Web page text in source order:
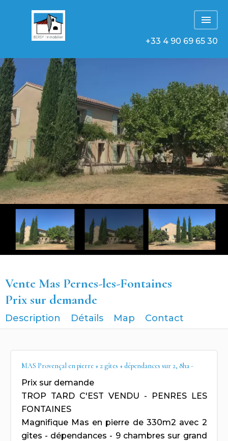
+33 4 90 69 65 30
Vente Mas Pernes-les-Fontaines
Prix sur demande
Description Détails Map Contact
MAS Provençal en pierre + 2 gîtes + dépendances sur 2, 8ha -
Prix sur demande
TROP TARD C'EST VENDU - PENRES LES
FONTAINES
Magnifique Mas en pierre de 330m2 avec 2
gîtes - dépendances - 9 chambres sur grand